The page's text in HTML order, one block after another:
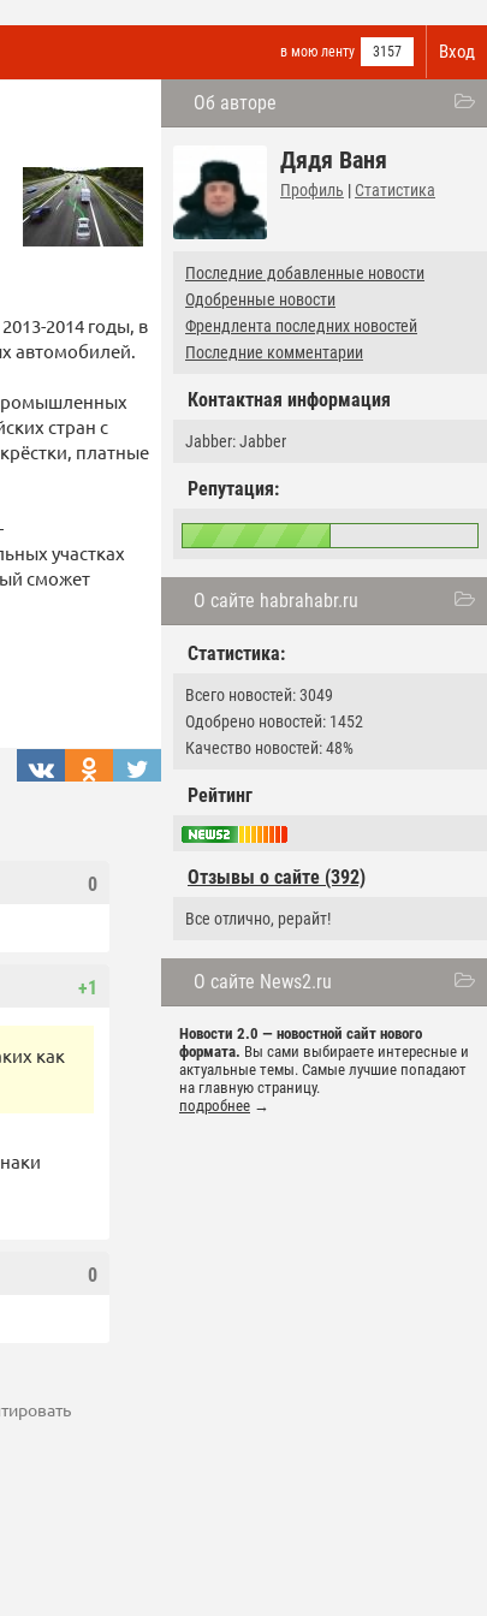
Вход
в мою ленту 3157
Об авторе
Дядя Ваня
Профиль | Статистика
Последние добавленные новости
Одобренные новости
Френдлента последних новостей
Последние комментарии
Контактная информация
Jabber: Jabber
Репутация:
О сайте habrahabr.ru
Статистика:
Всего новостей: 3049
Одобрено новостей: 1452
Качество новостей: 48%
Рейтинг
Отзывы о сайте (392)
Все отлично, рерайт!
О сайте News2.ru
Новости 2.0 — новостной сайт нового
формата. Вы сами выбираете интересные и
актуальные темы. Самые лучшие попадают
на главную страницу.
подробнее →
2014 годы, в
автомобилей.
стран с
платные
участках
сможет
0
+1
как
0